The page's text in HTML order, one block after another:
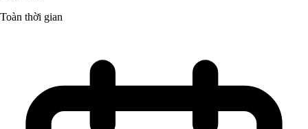
Toàn thời gian